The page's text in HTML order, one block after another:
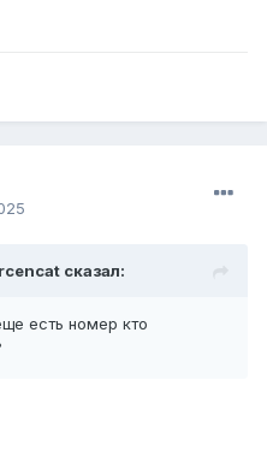
сказал:
есть номер кто